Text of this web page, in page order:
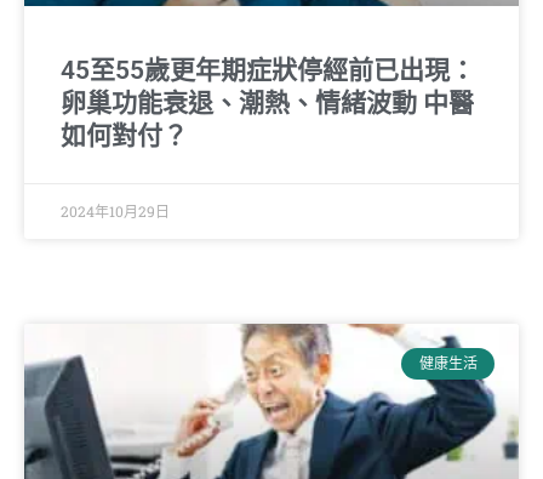
45至55歲更年期症狀停經前已出現：
卵巢功能衰退、潮熱、情緒波動 中醫
如何對付？
2024年10月29日
健康生活